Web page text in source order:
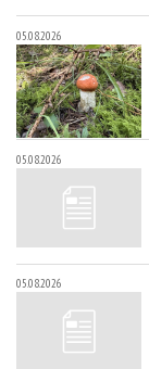
05.08.2026
05.08.2026
05.08.2026